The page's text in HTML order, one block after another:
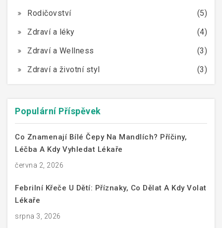
Rodičovství
(5)
Zdraví a léky
(4)
Zdraví a Wellness
(3)
Zdraví a životní styl
(3)
Populární Příspěvek
Co Znamenají Bílé Čepy Na Mandlích? Příčiny,
Léčba A Kdy Vyhledat Lékaře
června 2, 2026
Febrilní Křeče U Dětí: Příznaky, Co Dělat A Kdy Volat
Lékaře
srpna 3, 2026